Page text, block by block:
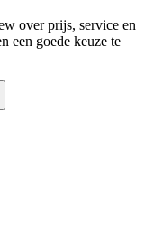
over prijs, service en
een goede keuze te